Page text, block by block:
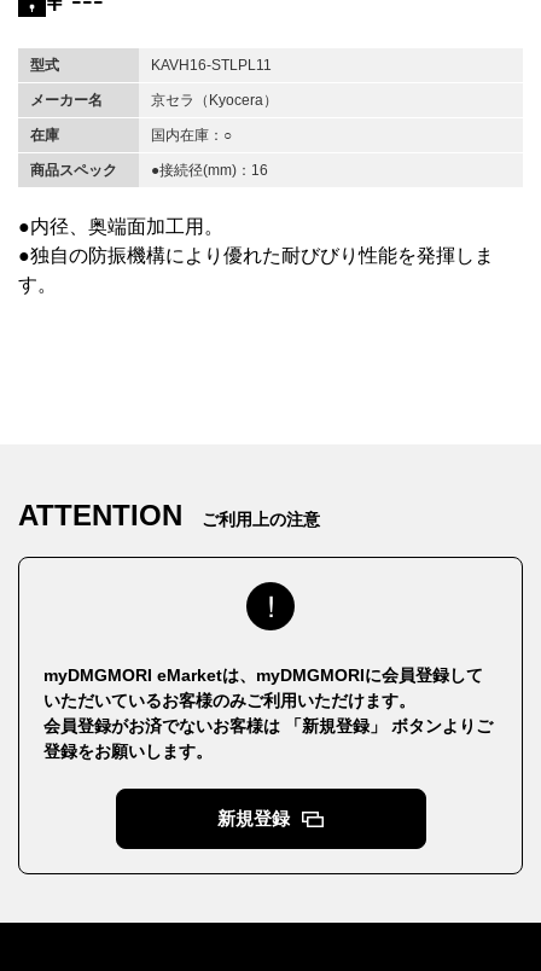
型式 KAVH16-STLPL11
メーカー名 京セラ（Kyocera）
在庫 国内在庫：○
商品スペック ●接続径(mm)：16
●内径、奥端面加工用。
●独自の防振機構により優れた耐びびり性能を発揮しま
す。
ATTENTION ご利用上の注意
myDMGMORI eMarketは、myDMGMORIに会員登録して
いただいているお客様のみご利用いただけます。
会員登録がお済でないお客様は 「新規登録」 ボタンよりご
登録をお願いします。
新規登録